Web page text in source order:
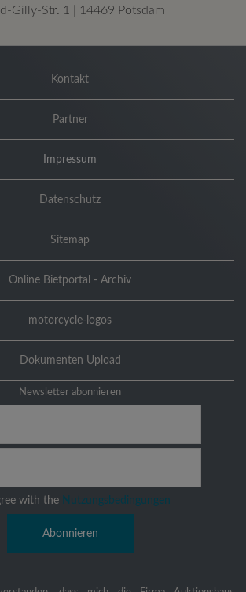
Gilly-Str. 1 | 14469 Potsdam
Kontakt
Partner
Impressum
Datenschutz
Sitemap
Online Bietportal - Archiv
motorcycle-logos
Dokumenten Upload
Newsletter abonnieren
with the Nutzungsbedingungen